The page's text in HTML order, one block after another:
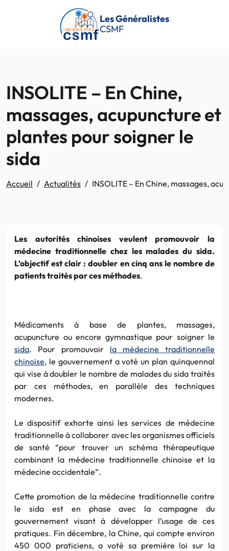
Passer au contenu principal
Les Généralistes
CSMF
INSOLITE – En Chine,
massages, acupuncture et
plantes pour soigner le
sida
Accueil Actualités INSOLITE – En Chine, massages,
Les autorités chinoises veulent promouvoir la
médecine traditionnelle chez les malades du sida.
L’objectif est clair : doubler en cinq ans le nombre de
patients traités par ces méthodes.
Médicaments à base de plantes, massages,
acupuncture ou encore gymnastique pour soigner le
sida. Pour promouvoir la médecine traditionnelle
chinoise, le gouvernement a voté un plan quinquennal
qui vise à doubler le nombre de malades du sida traités
par ces méthodes, en parallèle des techniques
modernes.
Le dispositif exhorte ainsi les services de médecine
traditionnelle à collaborer avec les organismes officiels
de santé “pour trouver un schéma thérapeutique
combinant la médecine traditionnelle chinoise et la
médecine occidentale”.
Cette promotion de la médecine traditionnelle contre
le sida est en phase avec la campagne du
gouvernement visant à développer l’usage de ces
pratiques. Fin décembre, la Chine, qui compte environ
450 000 praticiens, a voté sa première loi sur la